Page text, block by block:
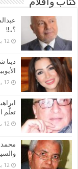
كتاب وأقلام
؟..!!
12 يناير، 2026
12 يناير، 2026
تعلُّم
12 يناير، 2026
محمد
12 يناير، 2026